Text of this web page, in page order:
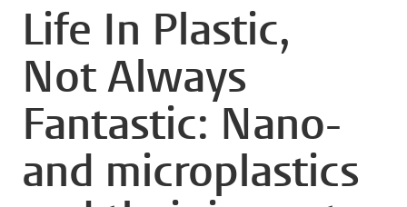
Life In Plastic,
Not Always
Fantastic: Nano-
and microplastics